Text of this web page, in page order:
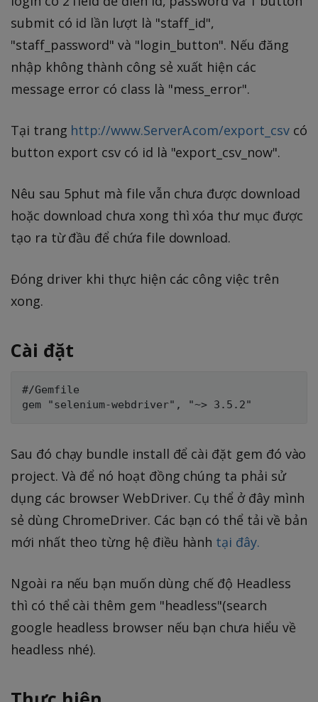
submit có id lần lượt là "staff_id",
"staff_password" và "login_button". Nếu đăng
nhập không thành công sẻ xuất hiện các
message error có class là "mess_error".
Tại trang http://www.ServerA.com/export_csvcó
button export csv có id là "export_csv_now".
Nêu sau 5phut mà file vẫn chưa được download
hoặc download chưa xong thì xóa thư mục được
tạo ra từ đầu để chứa file download.
Đóng driver khi thực hiện các công việc trên
xong.
Cài đặt
#/Gemfile
Sau đó chạy bundle install để cài đặt gem đó vào
project. Và để nó hoạt đồng chúng ta phải sử
dụng các browser WebDriver. Cụ thể ở đây mình
sẻ dùng ChromeDriver. Các bạn có thể tải về bản
mới nhất theo từng hệ điều hành tại đây.
Ngoài ra nếu bạn muốn dùng chế độ Headless
thì có thể cài thêm gem "headless"(search
google headless browser nếu bạn chưa hiểu về
headless nhé).